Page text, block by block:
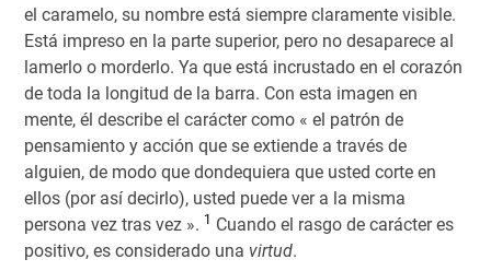
el caramelo, su nombre está siempre claramente visible.
Está impreso en la parte superior, pero no desaparece al
lamerlo o morderlo. Ya que está incrustado en el corazón
de toda la longitud de la barra. Con esta imagen en
mente, él describe el carácter como « el patrón de
pensamiento y acción que se extiende a través de
alguien, de modo que dondequiera que usted corte en
ellos (por así decirlo), usted puede ver a la misma
persona vez tras vez ». 1 Cuando el rasgo de carácter es
positivo, es considerado una virtud.